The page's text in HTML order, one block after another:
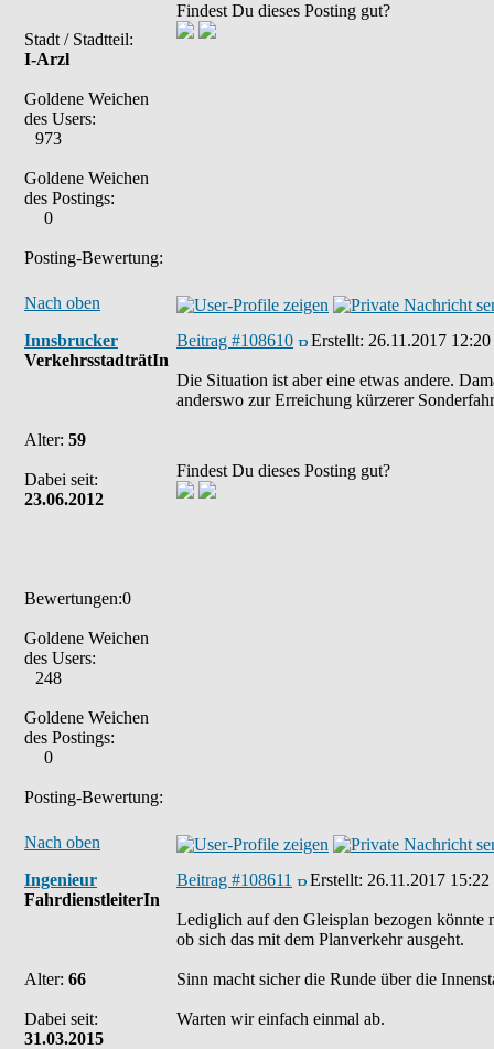
Stadt / Stadtteil:
I-Arzl
Goldene Weichen
des Users:
973
Goldene Weichen
des Postings:
0
Posting-Bewertung:
Findest Du dieses Posting gut?
Nach oben
Innsbrucker
VerkehrsstadträtIn
Alter: 59
Dabei seit:
23.06.2012
Bewertungen:0
Goldene Weichen
des Users:
248
Goldene Weichen
des Postings:
0
Posting-Bewertung:
Beitrag #108610 Erstellt: 26.11.2017 12:20
Die Situation ist aber eine etwas andere.
anderswo zur Erreichung kürzerer
Findest Du dieses Posting gut?
Nach oben
Ingenieur
FahrdienstleiterIn
Alter: 66
Dabei seit:
31.03.2015
Beitrag #108611 Erstellt: 26.11.2017 15:22
Lediglich auf den Gleisplan bezogen könnte
ob sich das mit dem Planverkehr ausgeht.
Sinn macht sicher die Runde über die
Warten wir einfach einmal ab.